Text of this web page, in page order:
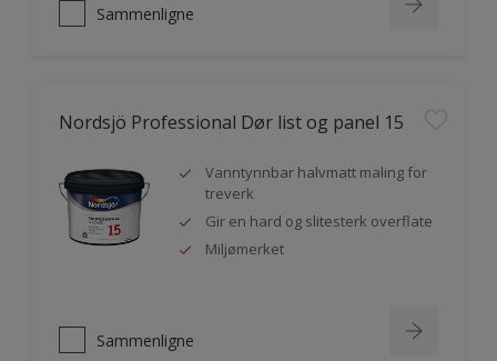
Sammenligne
Nordsjö Professional Dør list og panel 15
Vanntynnbar halvmatt maling for
treverk
Gir en hard og slitesterk overflate
Miljømerket
Sammenligne